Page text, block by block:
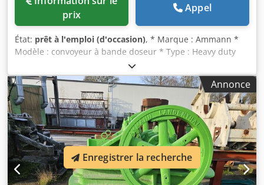
prix
Appel
État: prêt à l'emploi (d'occasion), * Marque : Ammann *
Modèle : convoyeur à bande doseur * Type : Heavy duty
(service intensif) * Longueur A-A : 3100 mm * Largeur de
bande : 1200 mm * Entraînement : Motoréducteur 15 kW
Crjdpfxeywm Ehe Aqlef * En stock : 2 pièces.
Annonce
Enregistrer la recherche